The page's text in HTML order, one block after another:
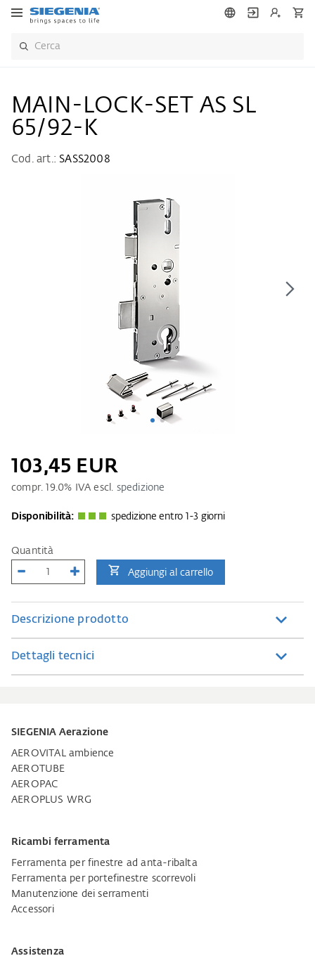
MAIN-LOCK-SET AS SL
65/92-K
Cod. art.: SASS2008
103,45 EUR
compr. 19.0% IVA escl. spedizione
Disponibilità: spedizione entro 1-3 giorni
Quantità
Aggiungi al carrello
Descrizione prodotto
Dettagli tecnici
SIEGENIA Aerazione
AEROVITAL ambience
AEROTUBE
AEROPAC
AEROPLUS WRG
Ricambi ferramenta
Ferramenta per finestre ad anta-ribalta
Ferramenta per portefinestre scorrevoli
Manutenzione dei serramenti
Accessori
Assistenza